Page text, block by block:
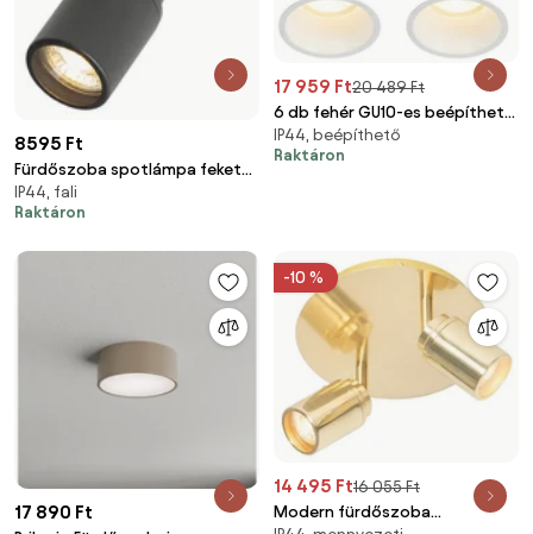
8595 Ft
Fürdőszoba spotlámpa fekete
négyzet alakú IP44 WiFi GU10-el
- Ducha
IP44, fali
Raktáron
17 959 Ft20 489 Ft
6 db fehér GU10-es beépíthető
spotlámpa szett 70 mm IP44 -
Dept
IP44, beépíthető
Raktáron
17 890 Ft
-10 %
14 495 Ft16 055 Ft
Modern fürdőszoba